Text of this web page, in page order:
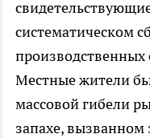
систематическом
производственных
Местные жители
массовой гибели
запахе,